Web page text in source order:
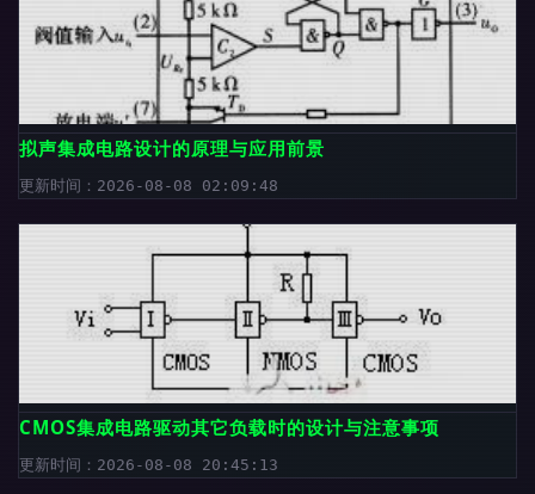
拟声集成电路设计的原理与应用前景
更新时间：2026-08-08 02:09:48
CMOS集成电路驱动其它负载时的设计与注意事项
更新时间：2026-08-08 20:45:13